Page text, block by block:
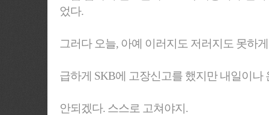
었다.
그러다 오늘, 아예 이러지도 저러지도 못하
급하게 SKB에 고장신고를 했지만 내일이나
안되겠다. 스스로 고쳐야지.